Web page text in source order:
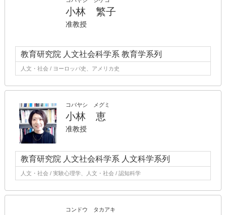
小林 繁子
准教授
教育研究院 人文社会科学系 教育学系列
人文・社会 / ヨーロッパ史、アメリカ史
コバヤシ メグミ
小林 恵
准教授
教育研究院 人文社会科学系 人文科学系列
人文・社会 / 実験心理学、人文・社会 / 認知科学
コンドウ タカアキ